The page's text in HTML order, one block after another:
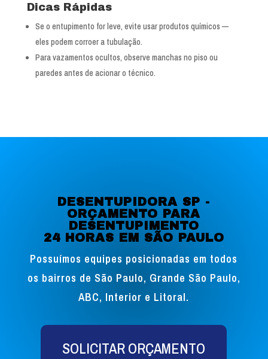
Dicas Rápidas
Se o entupimento for leve, evite usar produtos químicos —
eles podem corroer a tubulação.
Para vazamentos ocultos, observe manchas no piso ou
paredes antes de acionar o técnico.
DESENTUPIDORA SP -
ORÇAMENTO PARA
DESENTUPIMENTO
24 HORAS EM SÃO PAULO
Possuímos equipes posicionadas em todos
os bairros de São Paulo, Grande São Paulo,
ABC, Interior e Litoral.
SOLICITAR ORÇAMENTO